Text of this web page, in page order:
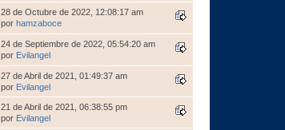
28 de Octubre de 2022, 12:08:17 am
porhamzaboce
24 de Septiembre de 2022, 05:54:20 am
por Evilangel
27 de Abril de 2021, 01:49:37 am
por Evilangel
21 de Abril de 2021, 06:38:55 pm
por Evilangel